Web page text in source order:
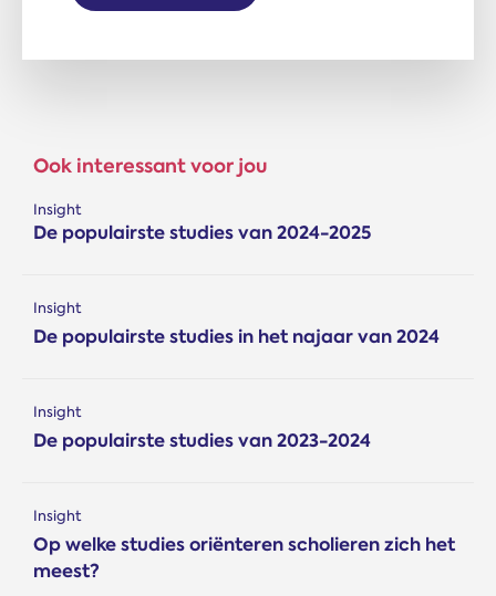
Ook interessant voor jou
Insight
De populairste studies van 2024-2025
Insight
De populairste studies in het najaar van 2024
Insight
De populairste studies van 2023-2024
Insight
Op welke studies oriënteren scholieren zich het
meest?